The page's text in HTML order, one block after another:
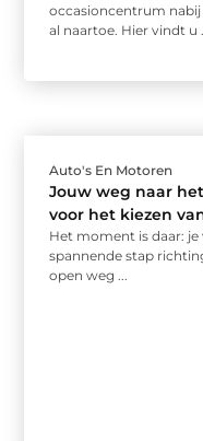
occasioncentrum
al naartoe. Hier vindt u ...
Auto's En Motoren
Jouw weg naar
voor het kiezen
Het moment is daar: je
spannende stap
open weg ...